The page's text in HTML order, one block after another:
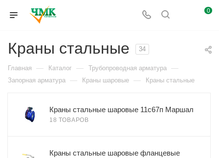
0
Краны стальные 34
Главная — Каталог — Трубопроводная арматура —
Запорная арматура — Краны шаровые — Краны стальные
Краны стальные шаровые 11c67п Маршал
18 ТОВАРОВ
Краны стальные шаровые фланцевые